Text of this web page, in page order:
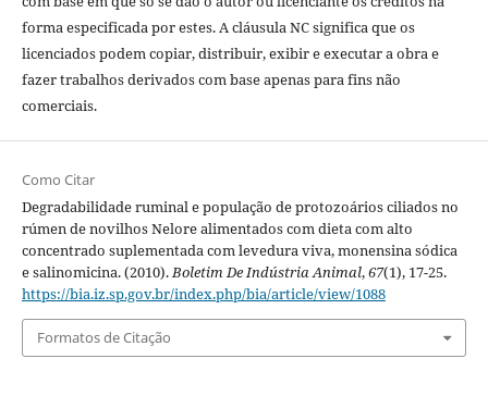
forma especificada por estes. A cláusula NC significa que os
licenciados podem copiar, distribuir, exibir e executar a obra e
fazer trabalhos derivados com base apenas para fins não
comerciais.
Como Citar
Degradabilidade ruminal e população de protozoários ciliados no
rúmen de novilhos Nelore alimentados com dieta com alto
concentrado suplementada com levedura viva, monensina sódica
e salinomicina. (2010).Boletim De Indústria Animal,67(1), 17-25.
https://bia.iz.sp.gov.br/index.php/bia/article/view/1088
Formatos de Citação